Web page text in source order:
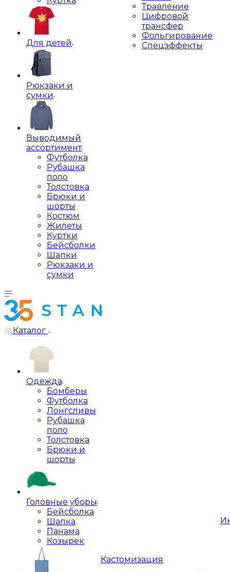
Для детей
Рюкзаки и
сумки
Выводимый
ассортимент
Футболка
Рубашка
поло
Толстовка
Брюки и
шорты
Костюм
Жилеты
Куртки
Бейсболки
Шапки
Рюкзаки и
сумки
Травление
Цифровой
трансфер
Фольгирование
Спецэффекты
Каталог
Одежда
Бомберы
Футболка
Лонгсливы
Рубашка
поло
Толстовка
Брюки и
шорты
Головные уборы
Бейсболка
Шапка
Панама
Козырек
Кастомизация